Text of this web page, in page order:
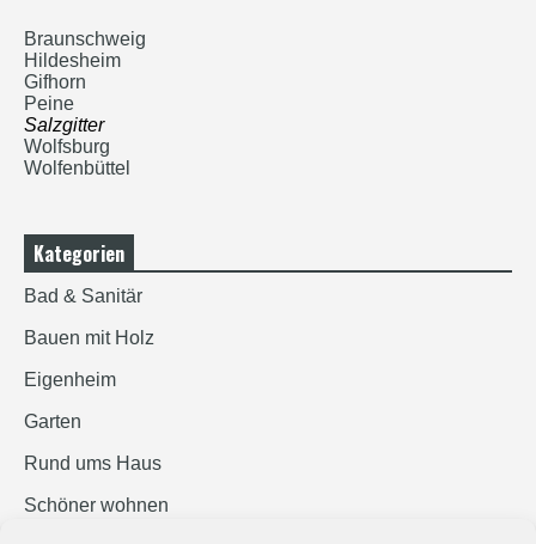
Braunschweig
Hildesheim
Gifhorn
Peine
Salzgitter
Wolfsburg
Wolfenbüttel
Kategorien
Bad & Sanitär
Bauen mit Holz
Eigenheim
Garten
Rund ums Haus
Schöner wohnen